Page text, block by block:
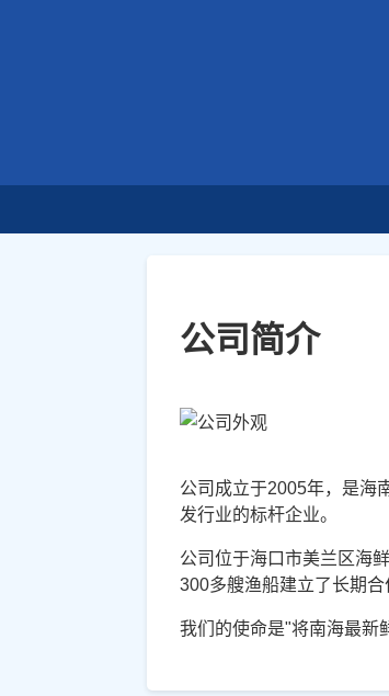
公司简介
公司成立于2005年，是海
发行业的标杆企业。
公司位于海口市美兰区海
300多艘渔船建立了长期合
我们的使命是"将南海最新